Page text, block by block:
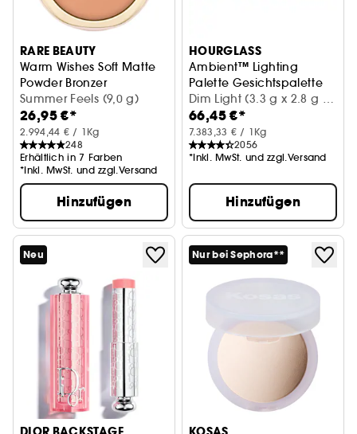
RARE BEAUTY
Warm Wishes Soft Matte
Powder Bronzer
Matter und weicher Bronzing-Puder
Summer Feels (9,0 g)
26,95 €*
2.994,44 € / 1Kg
248
Erhältlich in 7 Farben
*Inkl. MwSt. und zzgl.Versand
Hinzufügen
HOURGLASS
Ambient™ Lighting
Palette Gesichtspalette
Dim Light (3.3 g x 2.8 g x
3 g)
66,45 €*
7.383,33 € / 1Kg
2056
*Inkl. MwSt. und zzgl.Versand
Hinzufügen
Neu Nur bei Sephora**